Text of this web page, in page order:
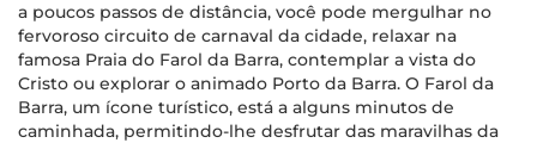
a poucos passos de distância, você pode mergulhar no
fervoroso circuito de carnaval da cidade, relaxar na
famosa Praia do Farol da Barra, contemplar a vista do
Cristo ou explorar o animado Porto da Barra. O Farol da
Barra, um ícone turístico, está a alguns minutos de
caminhada, permitindo-lhe desfrutar das maravilhas da